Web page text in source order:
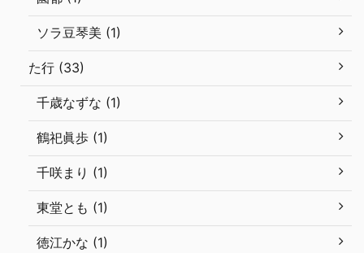
ソラ豆琴美 (1)
た行 (33)
千歳なずな (1)
鶴祀眞歩 (1)
千咲まり (1)
東堂とも (1)
徳江かな (1)